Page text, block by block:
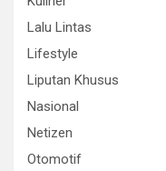
Lalu Lintas
Lifestyle
Liputan Khusus
Nasional
Netizen
Otomotif